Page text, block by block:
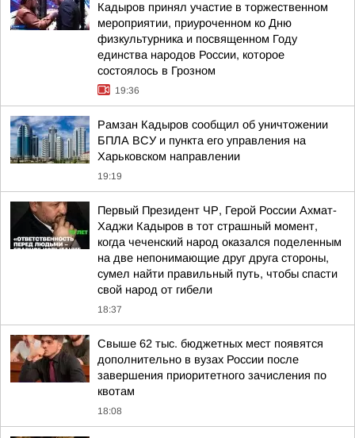
Кадыров принял участие в торжественном
мероприятии, приуроченном ко Дню
физкультурника и посвященном Году
единства народов России, которое
состоялось в Грозном
19:36
Рамзан Кадыров сообщил об уничтожении
БПЛА ВСУ и пункта его управления на
Харьковском направлении
19:19
Первый Президент ЧР, Герой России Ахмат-
Хаджи Кадыров в тот страшный момент,
когда чеченский народ оказался поделенным
на две непонимающие друг друга стороны,
сумел найти правильный путь, чтобы спасти
свой народ от гибели
18:37
Свыше 62 тыс. бюджетных мест появятся
дополнительно в вузах России после
завершения приоритетного зачисления по
квотам
18:08